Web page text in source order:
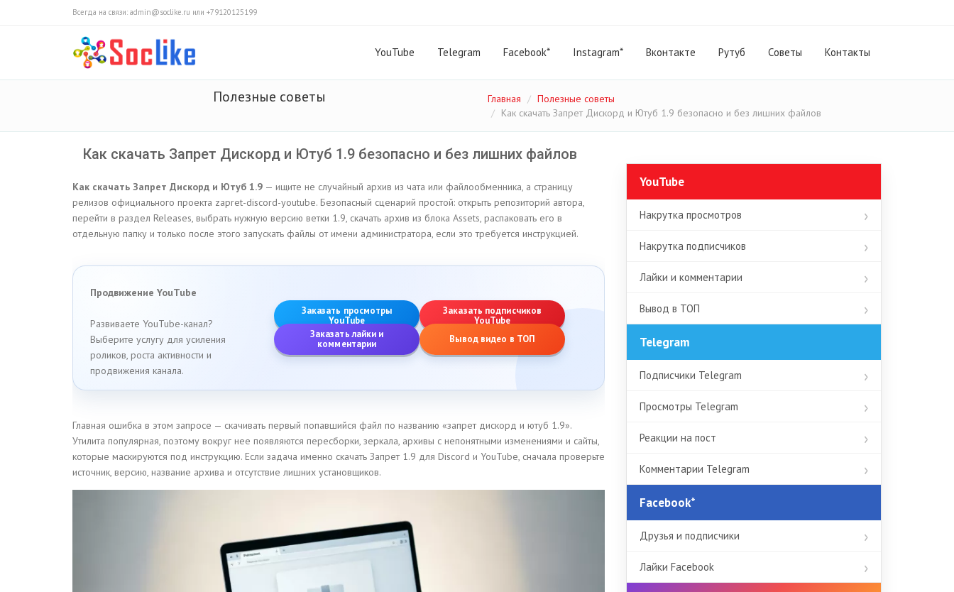
Всегда на связи: admin@soclike.ru или +79120125199
YouTube Telegram Facebook* Instagram* Вконтакте Рутуб Cоветы Контакты
Полезные советы Главная
Полезные советы
Как скачать Запрет Дискорд и Ютуб 1.9 безопасно и без лишних файлов
Как скачать Запрет Дискорд и Ютуб 1.9 безопасно и без лишних файлов
Как скачать Запрет Дискорд и Ютуб 1.9 — ищите не случайный архив из чата или файлообменника, а страницу
релизов официального проекта zapret-discord-youtube. Безопасный сценарий простой: открыть репозиторий автора,
перейти в раздел Releases, выбрать нужную версию ветки 1.9, скачать архив из блока Assets, распаковать его в
отдельную папку и только после этого запускать файлы от имени администратора, если это требуется инструкцией.
Продвижение YouTube
Развиваете YouTube-канал?
Выберите услугу для усиления
роликов, роста активности и
продвижения канала.
Заказать просмотры
YouTube
Заказать подписчиков
YouTube
Заказать лайки и
комментарии
Вывод видео в ТОП
Главная ошибка в этом запросе — скачивать первый попавшийся файл по названию «запрет дискорд и ютуб 1.9».
Утилита популярная, поэтому вокруг нее появляются пересборки, зеркала, архивы с непонятными изменениями и сайты,
которые маскируются под инструкцию. Если задача именно скачать Запрет 1.9 для Discord и YouTube, сначала проверьте
источник, версию, название архива и отсутствие лишних установщиков.
YouTube
Накрутка просмотров
Накрутка подписчиков
Лайки и комментарии
Вывод в ТОП
Telegram
Подписчики Telegram
Просмотры Telegram
Реакции на пост
Комментарии Telegram
Facebook*
Друзья и подписчики
Лайки Facebook